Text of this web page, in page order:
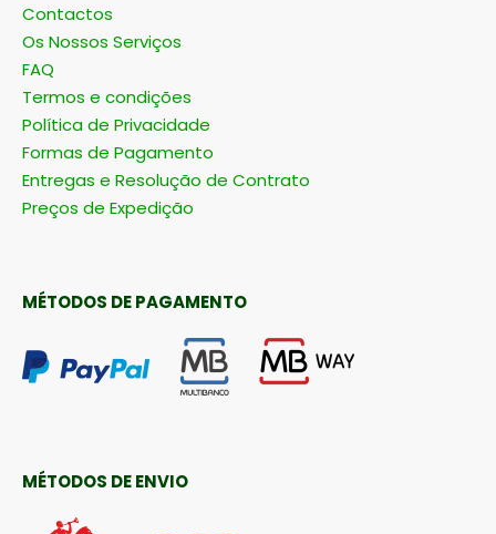
Contactos
Os Nossos Serviços
FAQ
Termos e condições
Política de Privacidade
Formas de Pagamento
Entregas e Resolução de Contrato
Preços de Expedição
MÉTODOS DE PAGAMENTO
MÉTODOS DE ENVIO